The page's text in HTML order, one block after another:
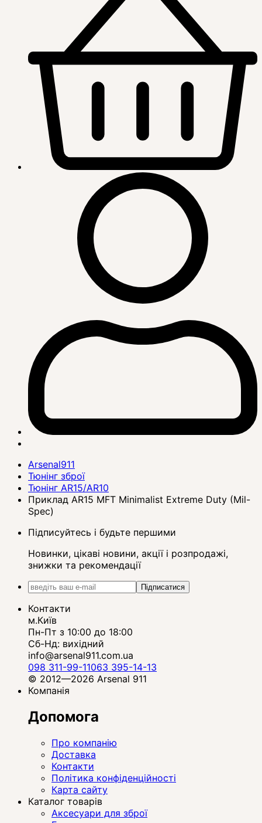
Arsenal911
Тюнінг зброї
Тюнінг AR15/AR10
Приклад AR15 MFT Minimalist Extreme Duty (Mil-
Spec)
Підписуйтесь і будьте першими
Новинки, цікаві новини, акції і розпродажі,
знижки та рекомендації
Підписатися
Контакти
м.Київ
Пн-Пт з 10:00 до 18:00
Сб-Нд: вихідний
info@arsenal911.com.ua
098 311-99-11063 395-14-13
© 2012—2026 Arsenal 911
Компанія
Допомога
Про компанію
Доставка
Контакти
Політика конфіденційності
Карта сайту
Каталог товарів
Аксесуари для зброї